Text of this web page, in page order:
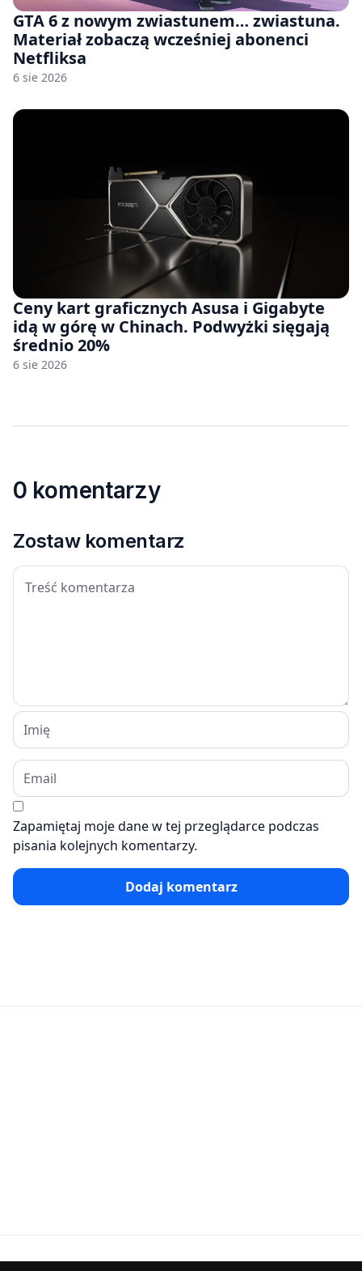
GTA 6 z nowym zwiastunem… zwiastuna.
Materiał zobaczą wcześniej abonenci
Netfliksa
6 sie 2026
Ceny kart graficznych Asusa i Gigabyte
idą w górę w Chinach. Podwyżki sięgają
średnio 20%
6 sie 2026
0 komentarzy
Zostaw komentarz
Zapamiętaj moje dane w tej przeglądarce podczas
pisania kolejnych komentarzy.
Dodaj komentarz